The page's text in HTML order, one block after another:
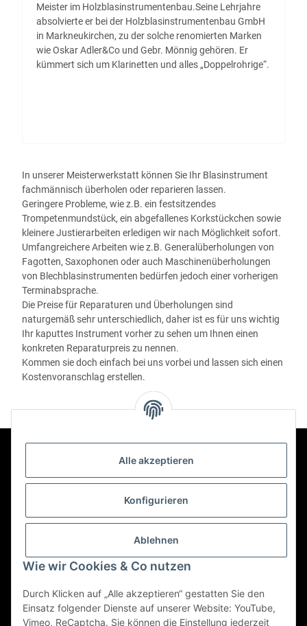
Alle akzeptieren
Konfigurieren
Ablehnen
Wie wir Cookies & Co nutzen
Durch Klicken auf „Alle akzeptieren“ gestatten Sie den
Einsatz folgender Dienste auf unserer Website: YouTube,
Vimeo, ReCaptcha. Sie können die Einstellung jederzeit
Meister im Holzblasinstrumentenbau.Seine Lehrjahre
absolvierte er bei der Holzblasinstrumentenbau GmbH
in Markneukirchen, zu der solche renomierten Marken
wie Oskar Adler&Co und Gebr. Mönnig gehören. Er
kümmert sich um Klarinetten und alles „Doppelrohrige“.
In unserer Meisterwerkstatt können Sie Ihr Blasinstrument
fachmännisch überholen oder reparieren lassen.
Geringere Probleme, wie z.B. ein festsitzendes
Trompetenmundstück, ein abgefallenes Korkstückchen sowie
kleinere Justierarbeiten erledigen wir nach Möglichkeit sofort.
Umfangreichere Arbeiten wie z.B. Generalüberholungen von
Fagotten, Saxophonen oder auch Maschinenüberholungen
von Blechblasinstrumenten bedürfen jedoch einer vorherigen
Terminabsprache.
Die Preise für Reparaturen und Überholungen sind
naturgemäß sehr unterschiedlich, daher ist es für uns wichtig
Ihr kaputtes Instrument vorher zu sehen um Ihnen einen
konkreten Reparaturpreis zu nennen.
Kommen sie doch einfach bei uns vorbei und lassen sich einen
Kostenvoranschlag erstellen.
Informationen
Mehr über